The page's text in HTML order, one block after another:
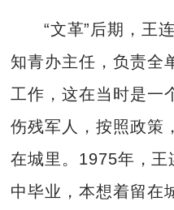
“文革”后期，王
知青办主任，负责全
工作，这在当时是一
伤残军人，按照政策
在城里。1975年，王
中毕业，本想着留在